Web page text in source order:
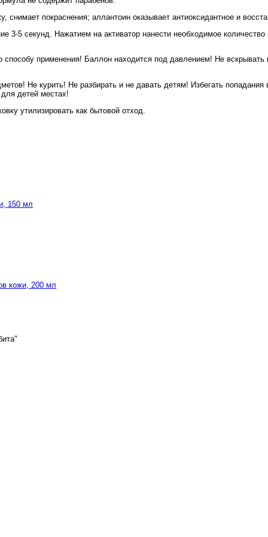
снимает покраснения; аллантоин оказывает антиоксидантное и
3-5 секунд. Нажатием на активатор нанести необходимое
способу применения! Баллон находится под давлением! Не
Не курить! Не разбирать и не давать детям! Избегать
детей местах!
утилизировать как бытовой отход.
150 мл
кожи, 200 мл